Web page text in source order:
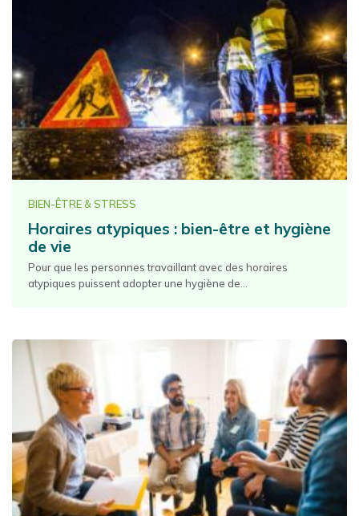
BIEN-ÊTRE & STRESS
Horaires atypiques : bien-être et hygiène
de vie
Pour que les personnes travaillant avec des horaires
atypiques puissent adopter une hygiène de...